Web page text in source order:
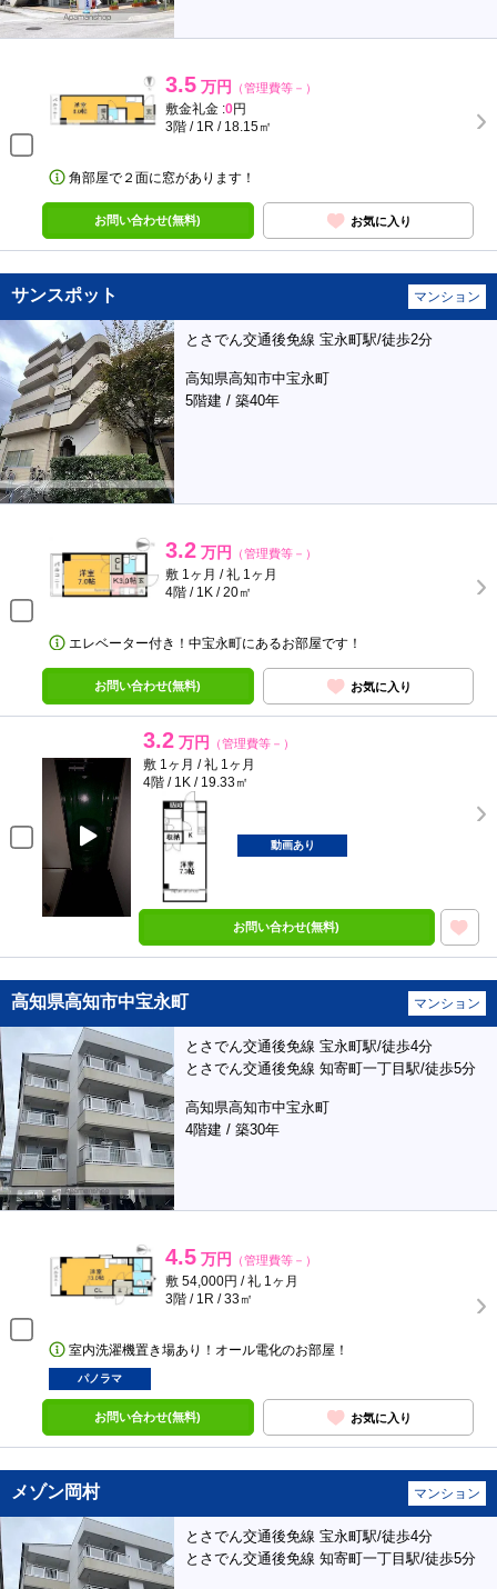
3.5 万円 （管理費等－）
敷金礼金 :0円
3階 / 1R / 18.15㎡
角部屋で２面に窓があります！
お問い合わせ(無料) お気に入り
サンスポット マンション
とさでん交通後免線 宝永町駅/徒歩2分
高知県高知市中宝永町
5階建 / 築40年
3.2 万円 （管理費等－）
敷 1ヶ月 / 礼 1ヶ月
4階 / 1K / 20㎡
エレベーター付き！中宝永町にあるお部屋です！
お問い合わせ(無料) お気に入り
3.2 万円 （管理費等－）
敷 1ヶ月 / 礼 1ヶ月
4階 / 1K / 19.33㎡
動画あり
お問い合わせ(無料)
高知県高知市中宝永町 マンション
とさでん交通後免線 宝永町駅/徒歩4分
とさでん交通後免線 知寄町一丁目駅/徒歩5分
高知県高知市中宝永町
4階建 / 築30年
4.5 万円 （管理費等－）
敷 54,000円 / 礼 1ヶ月
3階 / 1R / 33㎡
室内洗濯機置き場あり！オール電化のお部屋！
パノラマ
お問い合わせ(無料) お気に入り
メゾン岡村 マンション
とさでん交通後免線 宝永町駅/徒歩4分
とさでん交通後免線 知寄町一丁目駅/徒歩5分